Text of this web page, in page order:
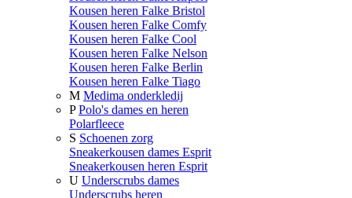
Kousen heren Falke Bristol
Kousen heren Falke Comfy
Kousen heren Falke Cool
Kousen heren Falke Nelson
Kousen heren Falke Berlin
Kousen heren Falke Tiago
M Medima onderkledij
P Polo's dames en heren
Polarfleece
S Schoenen zorg
Sneakerkousen dames Esprit
Sneakerkousen heren Esprit
U Underscrubs dames
Underscrubs heren